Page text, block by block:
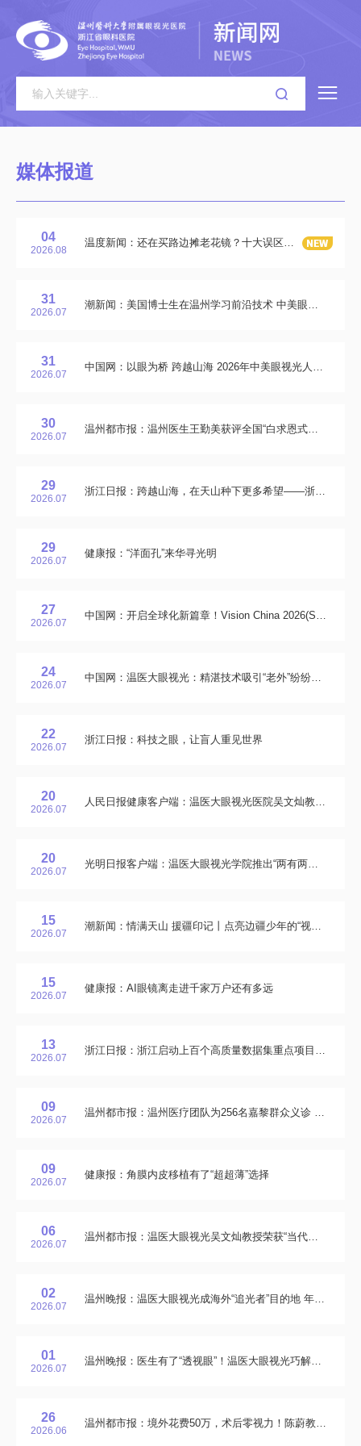
媒体报道
04
2026.08
温度新闻：还在买路边摊老花镜？十大误区清单请收好
31
2026.07
潮新闻：美国博士生在温州学习前沿技术 中美眼视光人文交流项目结营
31
2026.07
中国网：以眼为桥 跨越山海 2026年中美眼视光人文交流项目结营
30
2026.07
温州都市报：温州医生王勤美获评全国“白求恩式好医生”
29
2026.07
浙江日报：跨越山海，在天山种下更多希望——浙江对口援疆见闻
29
2026.07
健康报：“洋面孔”来华寻光明
27
2026.07
中国网：开启全球化新篇章！Vision China 2026(Singapore) & EDDI狮城首秀
24
2026.07
中国网：温医大眼视光：精湛技术吸引“老外”纷纷万里奔赴
22
2026.07
浙江日报：科技之眼，让盲人重见世界
20
2026.07
人民日报健康客户端：温医大眼视光医院吴文灿教授获“当代发明家”称号
20
2026.07
光明日报客户端：温医大眼视光学院推出“两有两能”社会实践课程
15
2026.07
潮新闻：情满天山 援疆印记丨点亮边疆少年的“视界”，一位拜城本地医生眼中的浙江援疆
15
2026.07
健康报：AI眼镜离走进千家万户还有多远
13
2026.07
浙江日报：浙江启动上百个高质量数据集重点项目建设：“炼化”数据，给AI造燃料库
09
2026.07
温州都市报：温州医疗团队为256名嘉黎群众义诊 为19名白内障患者实施免费复明手术
09
2026.07
健康报：角膜内皮移植有了“超超薄”选择
06
2026.07
温州都市报：温医大眼视光吴文灿教授荣获“当代发明家”称号
02
2026.07
温州晚报：温医大眼视光成海外“追光者”目的地 年接诊境外患者2500人次
01
2026.07
温州晚报：医生有了“透视眼”！温医大眼视光巧解高度近视手术难题
26
2026.06
温州都市报：境外花费50万，术后零视力！陈蔚教授用原创技术助患者重见光明